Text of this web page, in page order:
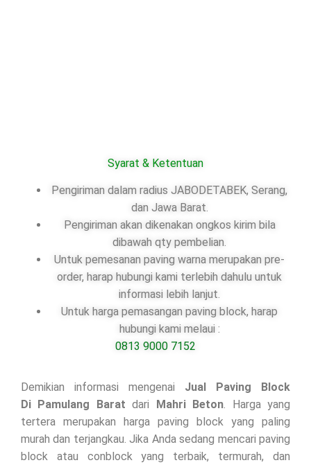
Syarat & Ketentuan
Pengiriman dalam radius JABODETABEK, Serang,
dan Jawa Barat.
Pengiriman akan dikenakan ongkos kirim bila
dibawah qty pembelian.
Untuk pemesanan paving warna merupakan pre-
order, harap hubungi kami terlebih dahulu untuk
informasi lebih lanjut.
Untuk harga pemasangan paving block, harap
hubungi kami melaui :
0813 9000 7152
Demikian informasi mengenai Jual Paving Block
Di
Pamulang Baratdari Mahri Beton. Harga yang
tertera merupakan harga paving block yang paling
murah dan terjangkau. Jika Anda sedang mencari paving
block atau conblock yang terbaik, termurah, dan